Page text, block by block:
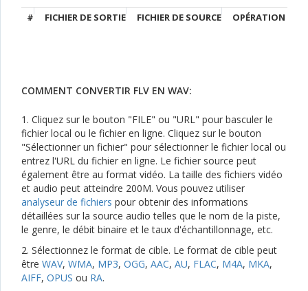
# FICHIER DE SORTIE FICHIER DE SOURCE OPÉRATION
COMMENT CONVERTIR FLV EN WAV:
1. Cliquez sur le bouton "FILE" ou "URL" pour basculer le
fichier local ou le fichier en ligne. Cliquez sur le bouton
"Sélectionner un fichier" pour sélectionner le fichier local ou
entrez l'URL du fichier en ligne. Le fichier source peut
également être au format vidéo. La taille des fichiers vidéo
et audio peut atteindre 200M. Vous pouvez utiliser
analyseur de fichiers pour obtenir des informations
détaillées sur la source audio telles que le nom de la piste,
le genre, le débit binaire et le taux d'échantillonnage, etc.
2. Sélectionnez le format de cible. Le format de cible peut
être WAV, WMA, MP3, OGG, AAC, AU, FLAC, M4A, MKA,
AIFF, OPUS ou RA.